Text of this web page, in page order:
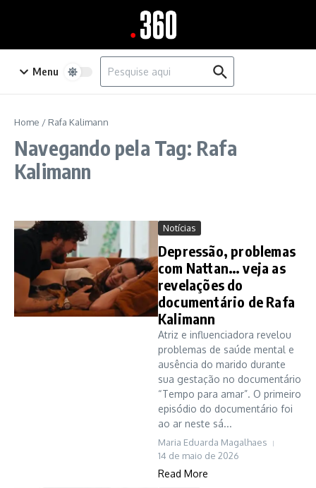
Menu
Procurar por:
Home / Rafa Kalimann
Navegando pela Tag: Rafa
Kalimann
Notícias
Depressão, problemas
com Nattan… veja as
revelações do
documentário de Rafa
Kalimann
Atriz e influenciadora revelou
problemas de saúde mental e
ausência do marido durante
sua gestação no documentário
“Tempo para amar”. O primeiro
episódio do documentário foi
ao ar neste sá...
Maria Eduarda Magalhaes
14 de maio de 2026
Read More